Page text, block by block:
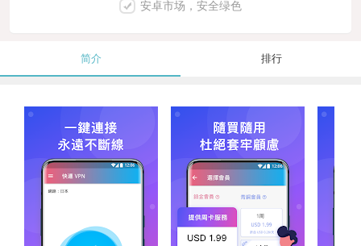
安卓市场，安全绿色
简介 排行